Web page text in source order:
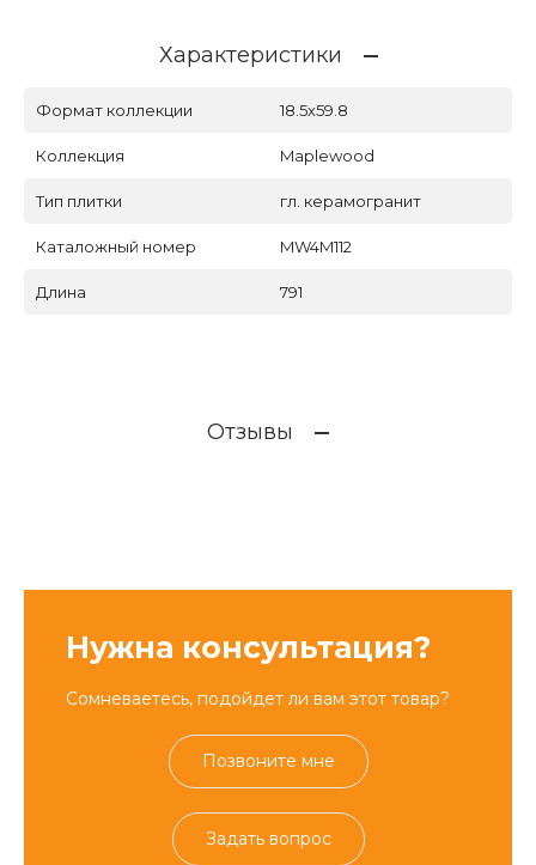
Характеристики
Формат коллекции 18.5х59.8
Коллекция Maplewood
Тип плитки гл. керамогранит
Каталожный номер MW4M112
Длина 791
Отзывы
Нужна консультация?
Сомневаетесь, подойдет ли вам этот товар?
Позвоните мне
Задать вопрос